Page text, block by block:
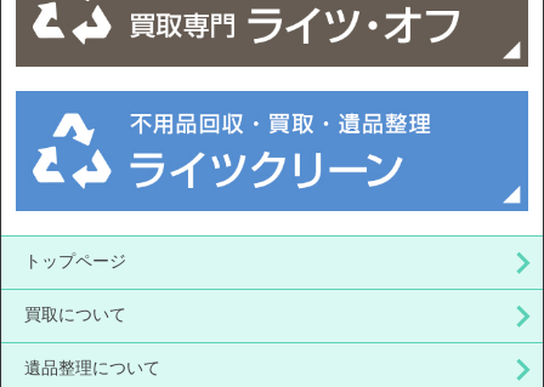
トップページ
買取について
遺品整理について